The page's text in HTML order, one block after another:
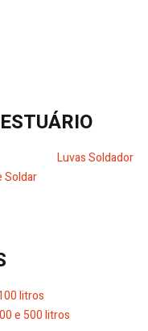
Luvas Soldador
Soldar
litros
e 500 litros